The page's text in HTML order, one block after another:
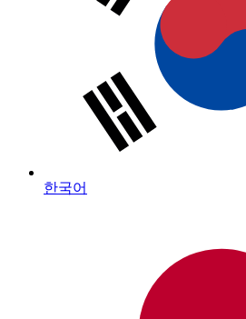
한국어